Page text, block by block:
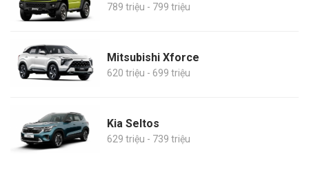
789 triệu - 799 triệu
Mitsubishi Xforce
620 triệu - 699 triệu
Kia Seltos
629 triệu - 739 triệu